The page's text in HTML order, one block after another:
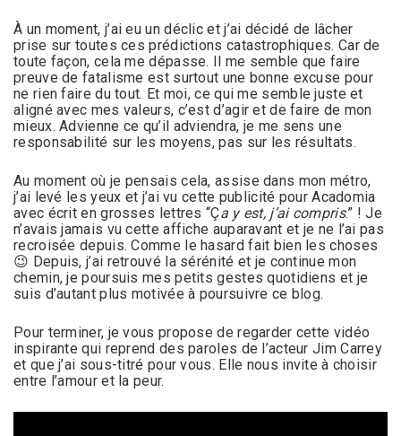
À un moment, j’ai eu un déclic et j’ai décidé de lâcher
prise sur toutes ces prédictions catastrophiques. Car de
toute façon, cela me dépasse. Il me semble que faire
preuve de fatalisme est surtout une bonne excuse pour
ne rien faire du tout. Et moi, ce qui me semble juste et
aligné avec mes valeurs, c’est d’agir et de faire de mon
mieux. Advienne ce qu’il adviendra, je me sens une
responsabilité sur les moyens, pas sur les résultats.
Au moment où je pensais cela, assise dans mon métro,
j’ai levé les yeux et j’ai vu cette publicité pour Acadomia
avec écrit en grosses lettres “Ça y est, j’ai compris.” ! Je
n’avais jamais vu cette affiche auparavant et je ne l’ai pas
recroisée depuis. Comme le hasard fait bien les choses
😉 Depuis, j’ai retrouvé la sérénité et je continue mon
chemin, je poursuis mes petits gestes quotidiens et je
suis d’autant plus motivée à poursuivre ce blog.
Pour terminer, je vous propose de regarder cette vidéo
inspirante qui reprend des paroles de l’acteur Jim Carrey
et que j’ai sous-titré pour vous. Elle nous invite à choisir
entre l’amour et la peur.